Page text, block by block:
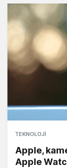
TEKNOLOJI
Apple,
Apple